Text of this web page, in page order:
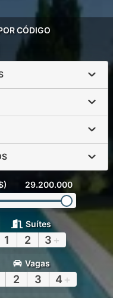
CÓDIGO
29.200.000
Suítes
1 2 3 +
Vagas
2 3 4 +